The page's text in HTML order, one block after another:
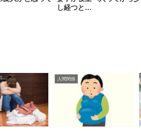
し経つと…
人間関係